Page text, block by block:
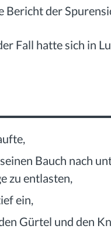
Bericht der
Fall hatte sich in
Bauch nach
zu entlasten,
ein,
Gürtel und den